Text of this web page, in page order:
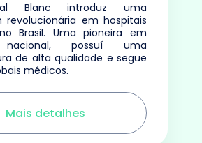
Blanc introduz uma
revolucionária em hospitais
Brasil. Uma pioneira em
nacional, possuí uma
de alta qualidade e segue
médicos.
Mais detalhes